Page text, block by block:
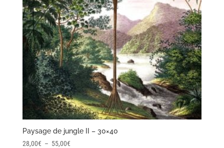
Paysage de jungle II – 30×40
28,00€ – 55,00€Plage